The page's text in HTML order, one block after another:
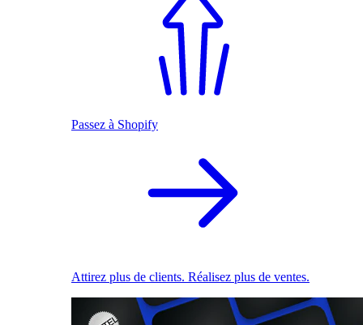
Passez à Shopify
Attirez plus de clients. Réalisez plus de ventes.